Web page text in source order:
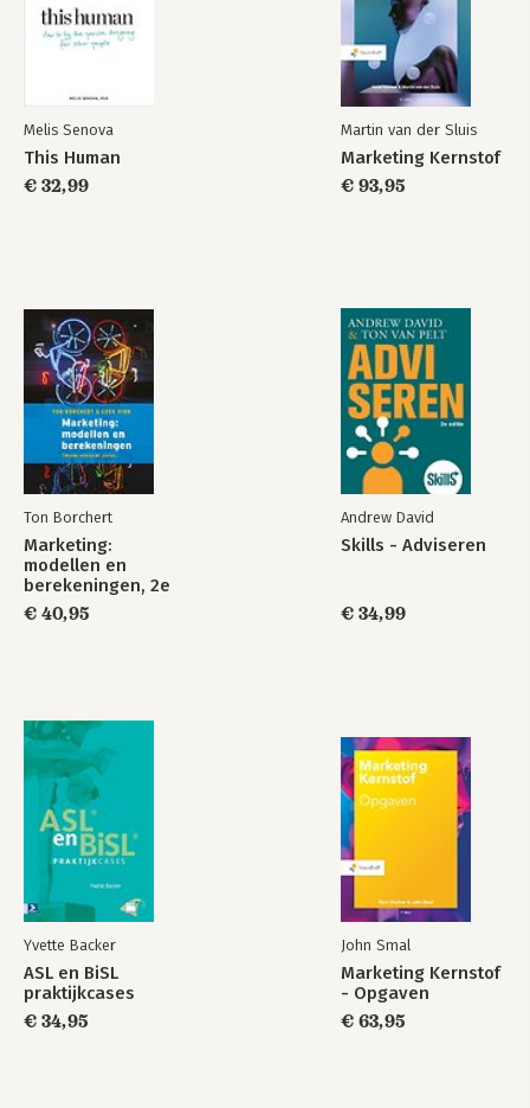
Melis Senova
This Human
€ 32,99
Martin van der Sluis
Marketing Kernstof
€ 93,95
Ton Borchert
Marketing:
modellen en
berekeningen, 2e
herziene editie
€ 40,95
Andrew David
Skills - Adviseren
€ 34,99
Yvette Backer
ASL en BiSL
praktijkcases
€ 34,95
John Smal
Marketing Kernstof
- Opgaven
€ 63,95